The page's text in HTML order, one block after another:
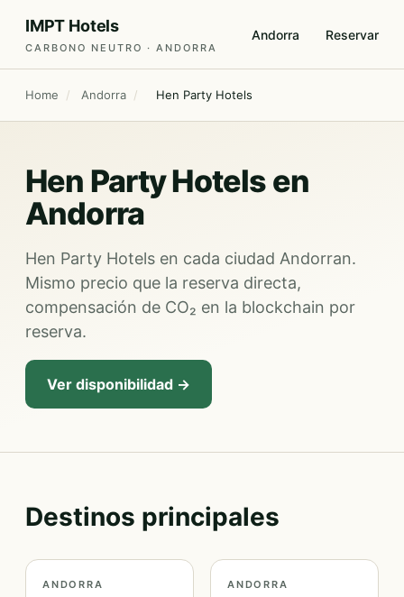
IMPT Hotels
CARBONO NEUTRO · ANDORRA
Andorra Reservar
Home / Andorra / Hen Party Hotels
Hen Party Hotels en
Andorra
Hen Party Hotels en cada ciudad Andorran.
Mismo precio que la reserva directa,
compensación de CO₂ en la blockchain por
reserva.
Ver disponibilidad →
Destinos principales
ANDORRA ANDORRA